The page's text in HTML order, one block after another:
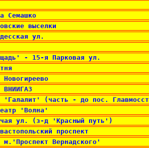
Семашко
выселки
ул.
- 15-я Парковая ул.
'Галалит' (часть - до пос.
'Волна'
ул. (з-д 'Красный путь')
проспект
Вернадского'